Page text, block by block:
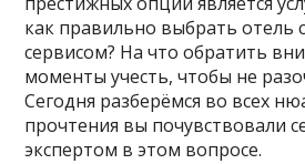
как правильно выбрать отель
сервисом? На что обратить
моменты учесть, чтобы не
Сегодня разберёмся во всех
прочтения вы почувствовали
экспертом в этом вопросе.